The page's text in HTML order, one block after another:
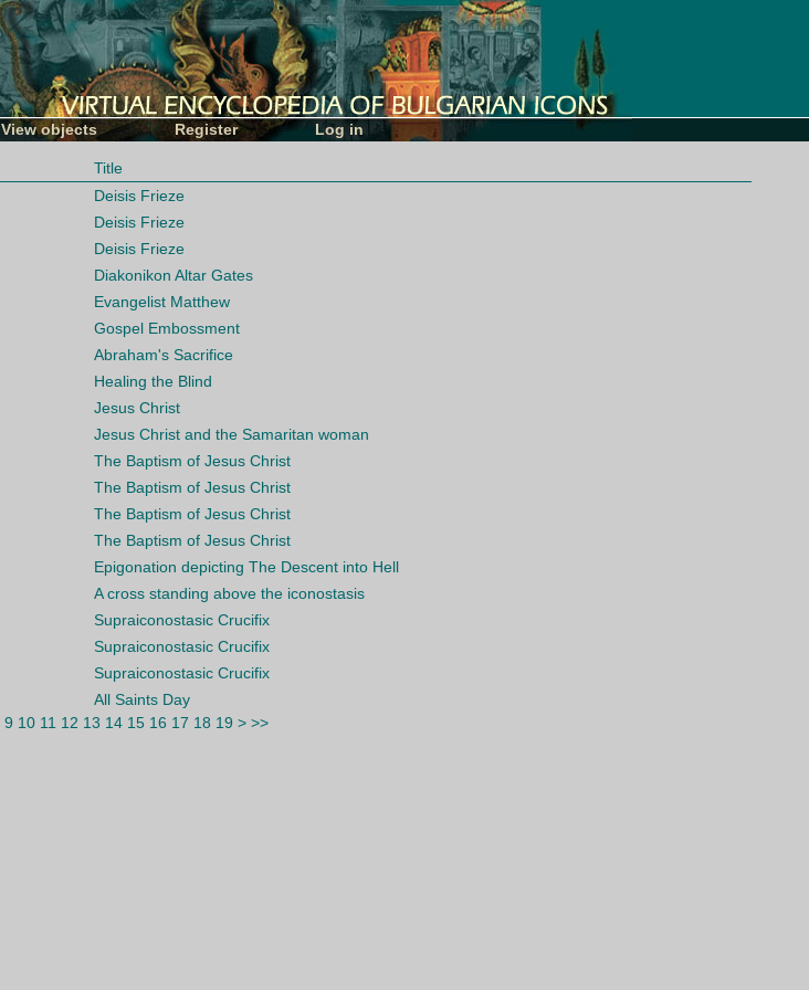
View objects Register Log in
Title
Deisis Frieze
Deisis Frieze
Deisis Frieze
Diakonikon Altar Gates
Evangelist Matthew
Gospel Embossment
Abraham's Sacrifice
Healing the Blind
Jesus Christ
Jesus Christ and the Samaritan woman
The Baptism of Jesus Christ
The Baptism of Jesus Christ
The Baptism of Jesus Christ
The Baptism of Jesus Christ
Epigonation depicting The Descent into Hell
A cross standing above the iconostasis
Supraiconostasic Crucifix
Supraiconostasic Crucifix
Supraiconostasic Crucifix
All Saints Day
9 10 11 12 13 14 15 16 17 18 19 > >>